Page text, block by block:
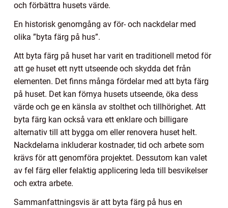
och förbättra husets värde.
En historisk genomgång av för- och nackdelar med
olika ”byta färg på hus”.
Att byta färg på huset har varit en traditionell metod för
att ge huset ett nytt utseende och skydda det från
elementen. Det finns många fördelar med att byta färg
på huset. Det kan förnya husets utseende, öka dess
värde och ge en känsla av stolthet och tillhörighet. Att
byta färg kan också vara ett enklare och billigare
alternativ till att bygga om eller renovera huset helt.
Nackdelarna inkluderar kostnader, tid och arbete som
krävs för att genomföra projektet. Dessutom kan valet
av fel färg eller felaktig applicering leda till besvikelser
och extra arbete.
Sammanfattningsvis är att byta färg på hus en